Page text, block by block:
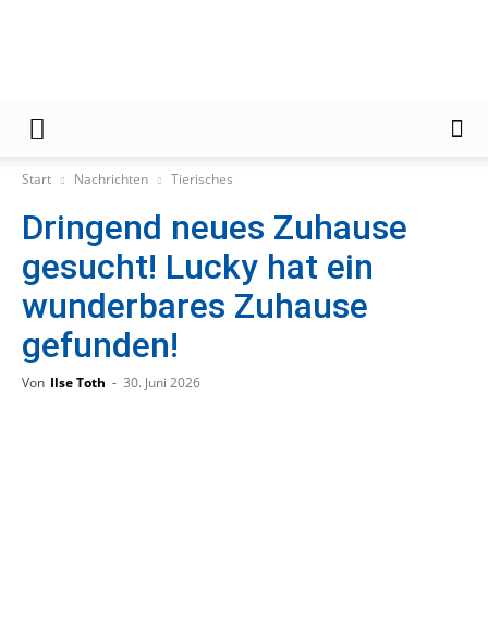
Zeitung
Start Nachrichten Tierisches
Dringend neues Zuhause
gesucht! Lucky hat ein
wunderbares Zuhause
gefunden!
Von Ilse Toth - 30. Juni 2026